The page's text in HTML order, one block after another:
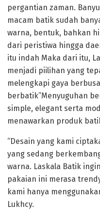
pergantian zaman.
macam batik sudah
warna, bentuk, bahkan
dari peristiwa hingga
itu indah Maka dari itu,
menjadi piilihan yang
melengkapi gaya
berbatik”Menyuguhan
simple, elegant serta
menawarkan produk
“Desain yang kami
yang sedang
warna. Laskala Batik
pakaian ini merasa
kami hanya
Lukhcy.